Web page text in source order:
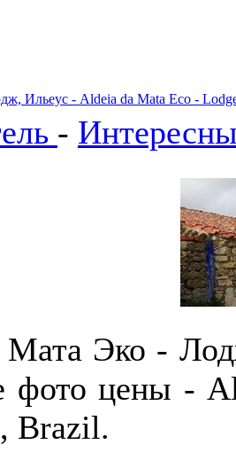
Ильеус - Aldeia da Mata Eco -
-
Мата Эко -
фото цены -
Brazil.